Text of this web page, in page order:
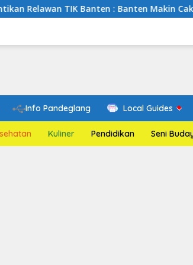
TIK Banten : Banten Makin Cakap Digital,
Info Pandeglang Local Guides
Kuliner Pendidikan Seni